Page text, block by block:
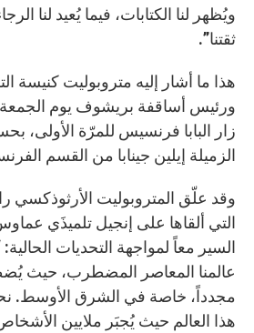
ويُظهر لنا الكتابات، فيما يُعيد لنا
ثقتنا”.
هذا ما أشار إليه متروبوليت كنيسة
زار البابا فرنسيس للمرّة الأولى،
الزميلة إيلين جينابا من القسم
وقد علّق المتروبوليت الأرثوذكسي
التي ألقاها على إنجيل تلميذَي
السير معاً لمواجهة التحديات
عالمنا المعاصر المضطرب، حيث
مجدداً، خاصة في الشرق الأوسط.
هذا العالم حيث يُجبَر ملايين